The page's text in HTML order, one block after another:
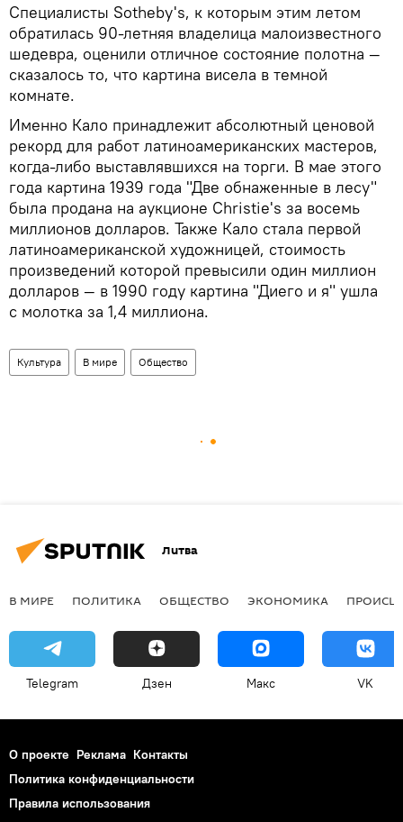
Специалисты Sotheby's, к которым этим летом
обратилась 90-летняя владелица малоизвестного
шедевра, оценили отличное состояние полотна —
сказалось то, что картина висела в темной
комнате.
Именно Кало принадлежит абсолютный ценовой
рекорд для работ латиноамериканских мастеров,
когда-либо выставлявшихся на торги. В мае этого
года картина 1939 года "Две обнаженные в лесу"
была продана на аукционе Christie's за восемь
миллионов долларов. Также Кало стала первой
латиноамериканской художницей, стоимость
произведений которой превысили один миллион
долларов — в 1990 году картина "Диего и я" ушла
с молотка за 1,4 миллиона.
Культура В мире Общество
Литва
В МИРЕ ПОЛИТИКА ОБЩЕСТВО ЭКОНОМИКА
Telegram Дзен Макс VK
О проекте Реклама Контакты
Политика конфиденциальности
Правила использования